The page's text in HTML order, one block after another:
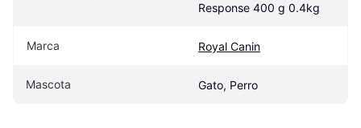
Response 400 g 0.4kg
Marca Royal Canin
Mascota Gato, Perro